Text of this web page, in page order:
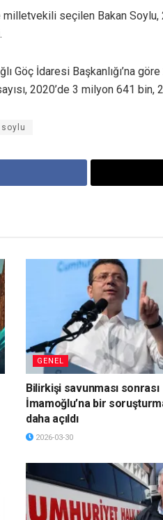
seçilen Bakan Soylu,
Göç İdaresi Başkanlığı’na
2020’de 3 milyon 641
GENEL
Bilirkişi savunması sonrası
İmamoğlu’na bir
daha açıldı
2026-03-30